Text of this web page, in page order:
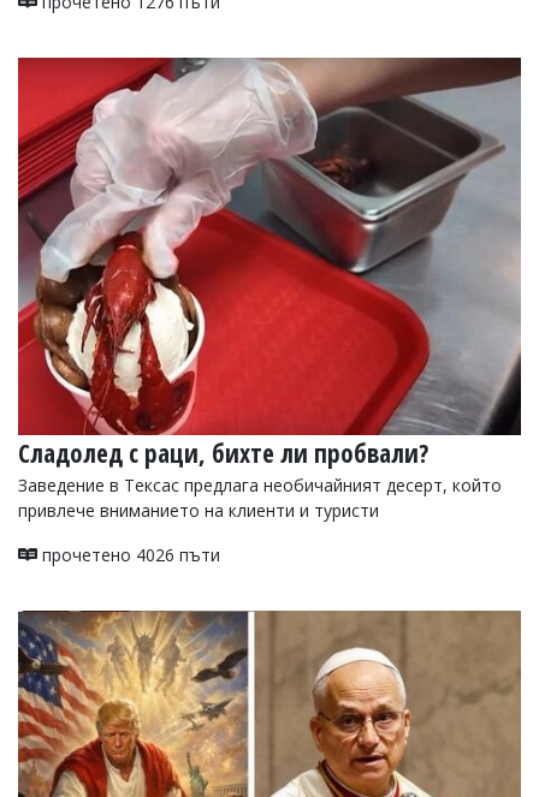
Сладолед с раци, бихте ли пробвали?
Заведение в Тексас предлага необичайният десерт, който
привлече вниманието на клиенти и туристи
прочетено 4026 пъти